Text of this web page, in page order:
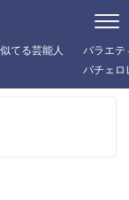
似てる芸能人
バラエテ
バチェロ